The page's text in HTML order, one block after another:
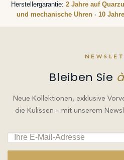
Herstellergarantie: 2 Jahre auf
und mechanische Uhren · 10
Bleiben Sie
Neue Kollektionen, exklusive
die Kulissen – mit unserem